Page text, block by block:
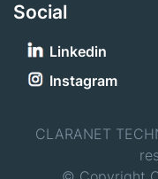
Social
Linkedin
Instagram
CLARANET